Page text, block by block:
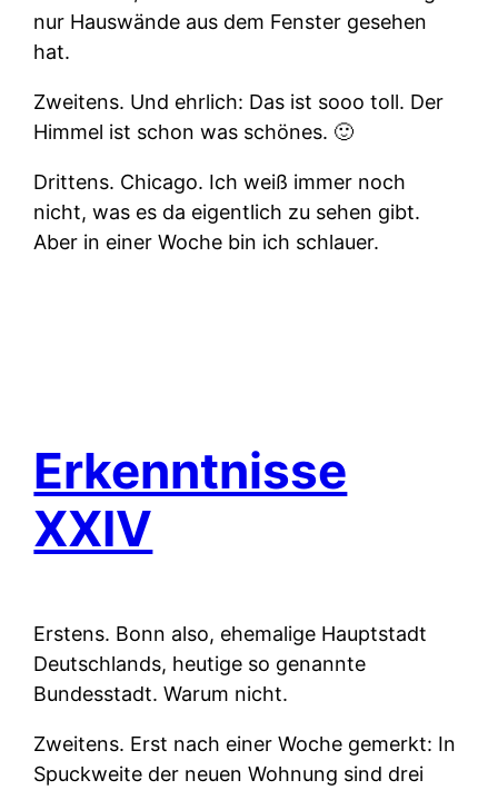
nur Hauswände aus dem Fenster gesehen
hat.
Zweitens. Und ehrlich: Das ist sooo toll. Der
Himmel ist schon was schönes. 🙂
Drittens. Chicago. Ich weiß immer noch
nicht, was es da eigentlich zu sehen gibt.
Aber in einer Woche bin ich schlauer.
Erkenntnisse
XXIV
Erstens. Bonn also, ehemalige Hauptstadt
Deutschlands, heutige so genannte
Bundesstadt. Warum nicht.
Zweitens. Erst nach einer Woche gemerkt: In
Spuckweite der neuen Wohnung sind drei